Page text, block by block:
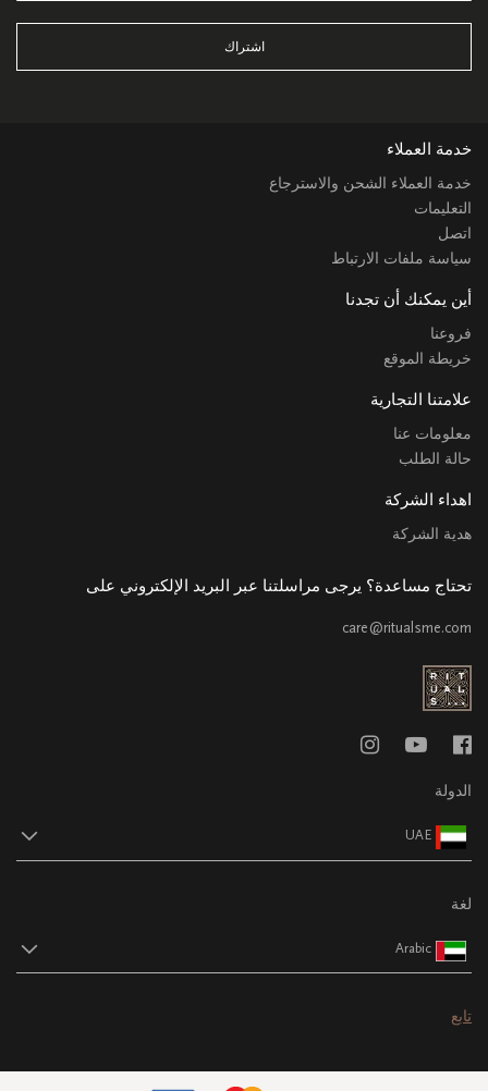
اشتراك
خدمة العملاء
خدمة العملاء الشحن والاسترجاع
التعليمات
اتصل
سياسة ملفات الارتباط
أين يمكنك أن تجدنا
فروعنا
خريطة الموقع
علامتنا التجارية
معلومات عنا
حالة الطلب
اهداء الشركة
هدية الشركة
تحتاج مساعدة؟ يرجى مراسلتنا عبر البريد الإلكتروني على
care@ritualsme.com
الدولة
UAE
لغة
Arabic
تابع